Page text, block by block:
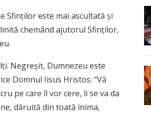
Sfinţilor este mai ascultată şi
chemând ajutorul Sfinţilor,
Negreşit, Dumnezeu este
Domnul Iisus Hristos: “Vă
pe care îl vor cere, li se va da
dăruită din toată inima,